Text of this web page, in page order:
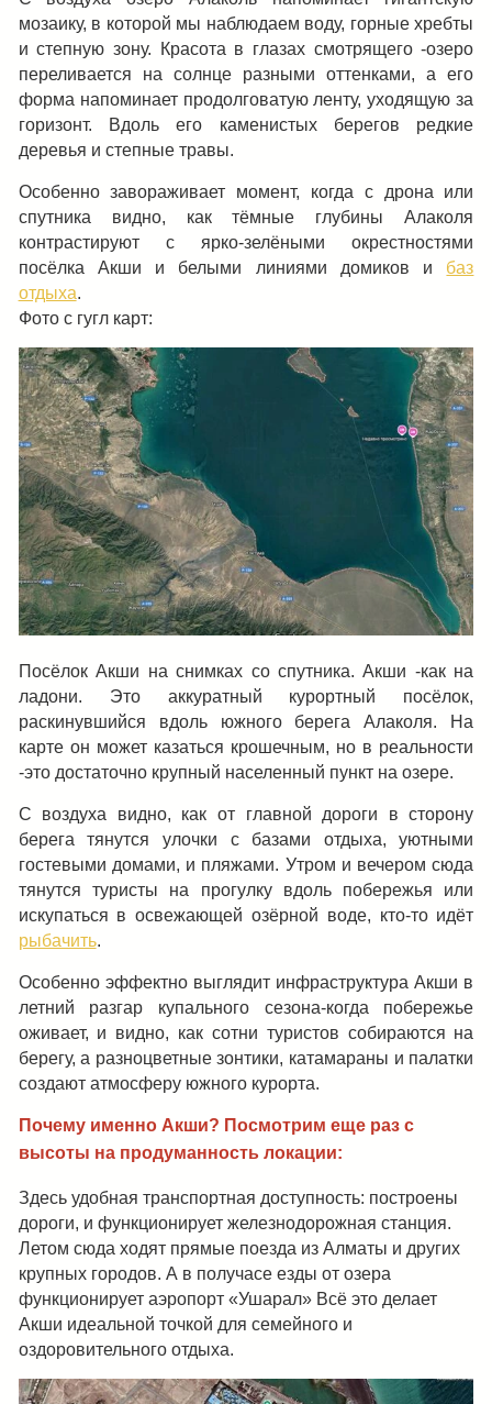
мозаику, в которой мы наблюдаем воду, горные хребты
и степную зону. Красота в глазах смотрящего -озеро
переливается на солнце разными оттенками, а его
форма напоминает продолговатую ленту, уходящую за
горизонт. Вдоль его каменистых берегов редкие
деревья и степные травы.
Особенно завораживает момент, когда с дрона или
спутника видно, как тёмные глубины Алаколя
контрастируют с ярко-зелёными окрестностями
посёлка Акши и белыми линиями домиков и баз
отдыха.
Фото с гугл карт:
Посёлок Акши на снимках со спутника. Акши -как на
ладони. Это аккуратный курортный посёлок,
раскинувшийся вдоль южного берега Алаколя. На
карте он может казаться крошечным, но в реальности
-это достаточно крупный населенный пункт на озере.
С воздуха видно, как от главной дороги в сторону
берега тянутся улочки с базами отдыха, уютными
гостевыми домами, и пляжами. Утром и вечером сюда
тянутся туристы на прогулку вдоль побережья или
искупаться в освежающей озёрной воде, кто-то идёт
рыбачить.
Особенно эффектно выглядит инфраструктура Акши в
летний разгар купального сезона-когда побережье
оживает, и видно, как сотни туристов собираются на
берегу, а разноцветные зонтики, катамараны и палатки
создают атмосферу южного курорта.
Почему именно Акши? Посмотрим еще раз с
высоты на продуманность локации:
Здесь удобная транспортная доступность: построены
дороги, и функционирует железнодорожная станция.
Летом сюда ходят прямые поезда из Алматы и других
крупных городов. А в получасе езды от озера
функционирует аэропорт «Ушарал» Всё это делает
Акши идеальной точкой для семейного и
оздоровительного отдыха.